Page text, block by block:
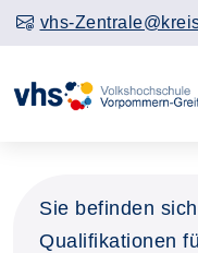
vhs-
Sie befinden
Qualifikationen